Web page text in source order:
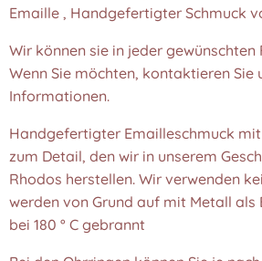
Emaille , Handgefertigter Schmuck
Wir können sie in jeder gewünschten
Wenn Sie möchten, kontaktieren Sie
Informationen.
Handgefertigter Emailleschmuck
zum Detail, den wir in unserem
Rhodos herstellen. Wir verwenden
werden von Grund auf mit Metall als
bei 180 ° C gebrannt